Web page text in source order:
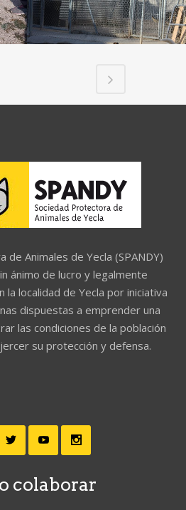
de Animales de Yecla (SPANDY)
ánimo de lucro y legalmente
la localidad de Yecla por iniciativa
dispuestas a emprender una
las condiciones de la población
su protección y defensa.
colaborar